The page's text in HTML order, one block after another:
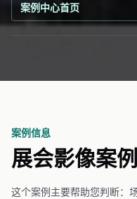
案例中心首页
案例信息
展会影像案例
这个案例主要帮助您判断：